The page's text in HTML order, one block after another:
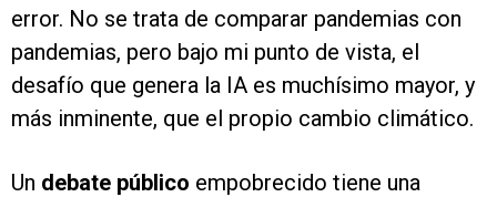
error. No se trata de comparar pandemias con
pandemias, pero bajo mi punto de vista, el
desafío que genera la IA es muchísimo mayor, y
más inminente, que el propio cambio climático.
Un debate público empobrecido tiene una